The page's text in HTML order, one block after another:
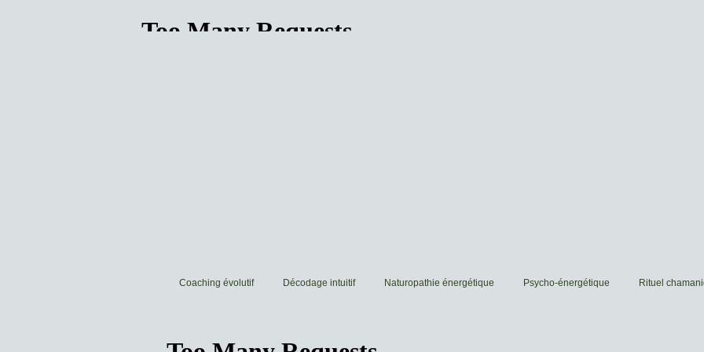
Coaching évolutif Décodage intuitif Naturopathie énergétique Psycho-énergétique Rituel